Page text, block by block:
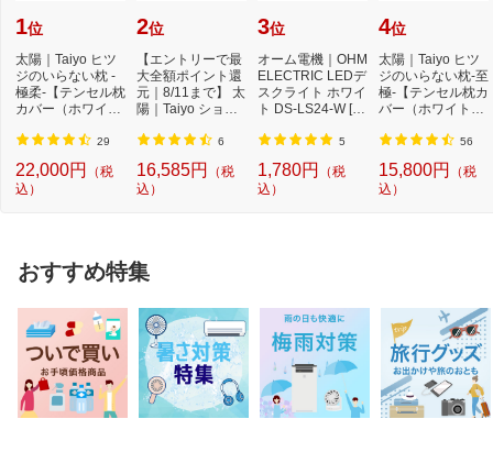
1位
太陽｜Taiyo ヒツ
ジのいらない枕 -
極柔-【テンセル枕
カバー（ホワイ
29
22,000円
（税
込）
2位
【エントリーで最
大全額ポイント還
元｜8/11まで】 太
陽｜Taiyo ショー
6
16,585円
（税
込）
3位
オーム電機｜OHM
ELECTRIC LEDデ
スクライト ホワイ
ト DS-LS24-W [L
24...
5
1,780円
（税
込）
4位
太陽｜Taiyo ヒツ
ジのいらない枕-至
極-【テンセル枕カ
バー（ホワイト）
56
15,800円
（税
込）
おすすめ特集